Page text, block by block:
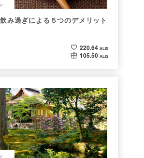
み過ぎによる５つのデメリット
220.64 ALIS
105.50 ALIS